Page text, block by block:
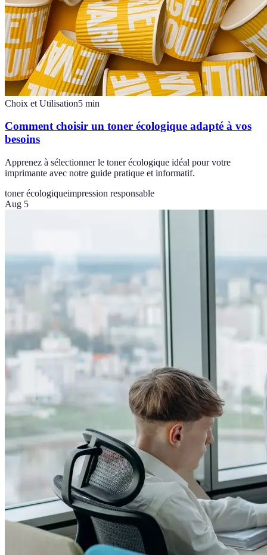
Choix et Utilisation5 min
Comment choisir un toner écologique adapté à vos
besoins
Apprenez à sélectionner le toner écologique idéal pour votre
imprimante avec notre guide pratique et informatif.
toner écologiqueimpression responsable
Aug 5